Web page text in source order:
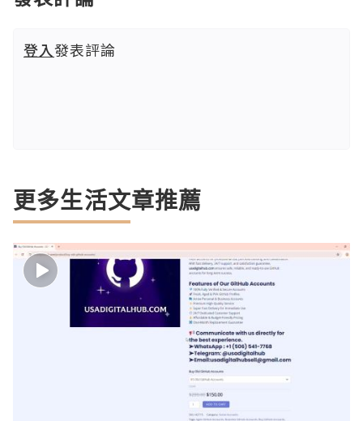
登入發表評論
更多生活文章推薦